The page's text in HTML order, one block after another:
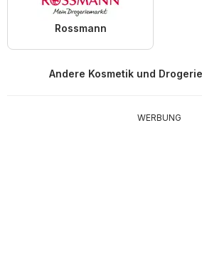
Rossmann
Andere Kosmetik und
WERBUNG